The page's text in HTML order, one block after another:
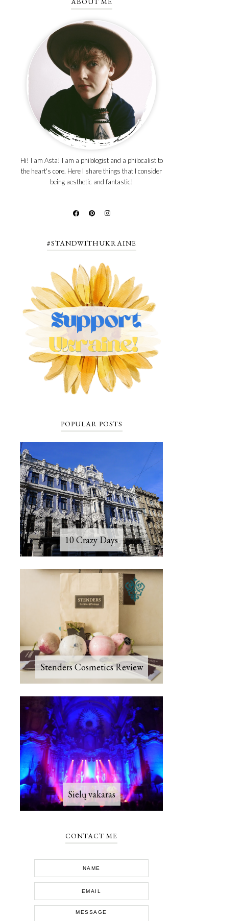
Hi! I am Asta! I am a philologist and a philocalist to
the heart's core. Here I share things that I consider
being aesthetic and fantastic!
#STANDWITHUKRAINE
POPULAR POSTS
10 Crazy Days
Stenders Cosmetics Review
Sielų vakaras
CONTACT ME